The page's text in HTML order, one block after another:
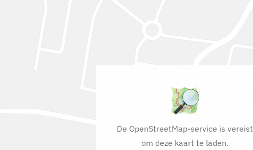
De OpenStreetMap-service is vereist
om deze kaart te laden.